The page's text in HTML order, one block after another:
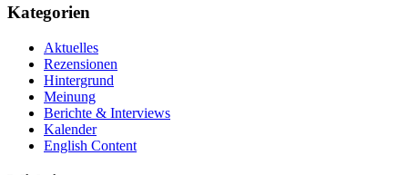
Kategorien
Aktuelles
Rezensionen
Hintergrund
Meinung
Berichte & Interviews
Kalender
English Content